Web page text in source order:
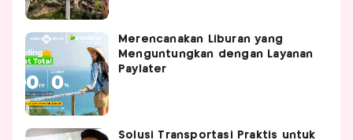
Merencanakan Liburan yang
Menguntungkan dengan Layanan
Paylater
Solusi Transportasi Praktis untuk